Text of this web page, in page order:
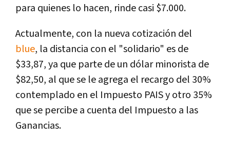
para quienes lo hacen, rinde casi $7.000.
Actualmente, con la nueva cotización del
blue, la distancia con el "solidario" es de
$33,87, ya que parte de un dólar minorista de
$82,50, al que se le agrega el recargo del 30%
contemplado en el Impuesto PAIS y otro 35%
que se percibe a cuenta del Impuesto a las
Ganancias.